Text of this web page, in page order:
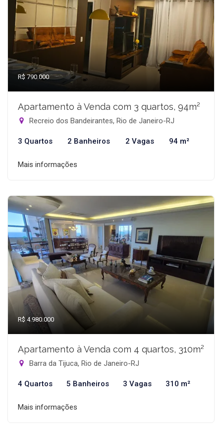
R$ 790.000
Apartamento à Venda com 3 quartos, 94m²
Recreio dos Bandeirantes, Rio de Janeiro-RJ
3 Quartos 2 Banheiros 2 Vagas 94 m²
Mais informações
R$ 4.980.000
Apartamento à Venda com 4 quartos, 310m²
Barra da Tijuca, Rio de Janeiro-RJ
4 Quartos 5 Banheiros 3 Vagas 310 m²
Mais informações